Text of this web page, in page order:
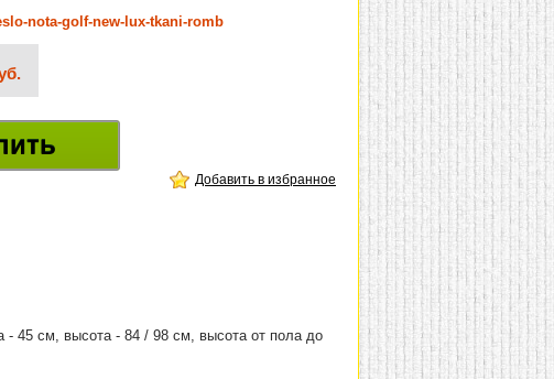
nota-golf-new-lux-tkani-romb
Добавить в избранное
45 см, высота - 84 / 98 см, высота от пола до